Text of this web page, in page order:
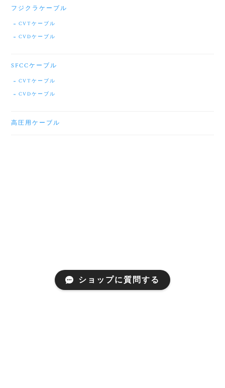
フジクラケーブル
CVTケーブル
CVDケーブル
SFCCケーブル
CVTケーブル
CVDケーブル
高圧用ケーブル
ショップに質問する